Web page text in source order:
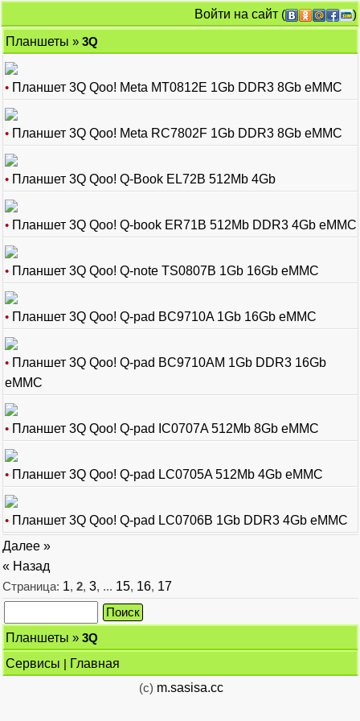
Войти на сайт (
)
Планшеты » 3Q
• Планшет 3Q Qoo! Meta MT0812E 1Gb DDR3 8Gb eMMC
• Планшет 3Q Qoo! Meta RC7802F 1Gb DDR3 8Gb eMMC
• Планшет 3Q Qoo! Q-Book EL72B 512Mb 4Gb
• Планшет 3Q Qoo! Q-book ER71B 512Mb DDR3 4Gb eMMC
• Планшет 3Q Qoo! Q-note TS0807B 1Gb 16Gb eMMC
• Планшет 3Q Qoo! Q-pad BC9710A 1Gb 16Gb eMMC
• Планшет 3Q Qoo! Q-pad BC9710AM 1Gb DDR3 16Gb
eMMC
• Планшет 3Q Qoo! Q-pad IC0707A 512Mb 8Gb eMMC
• Планшет 3Q Qoo! Q-pad LC0705A 512Mb 4Gb eMMC
• Планшет 3Q Qoo! Q-pad LC0706B 1Gb DDR3 4Gb eMMC
Далее »
« Назад
Страница: 1, 2, 3, ... 15, 16, 17
Планшеты » 3Q
Сервисы | Главная
(c) m.sasisa.cc